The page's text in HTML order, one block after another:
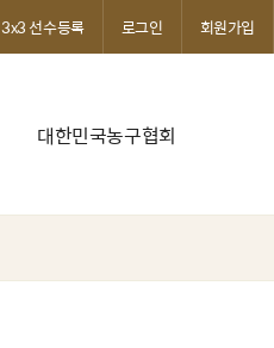
대한민국농구협회
3x3 선수등록 로그인 회원가입